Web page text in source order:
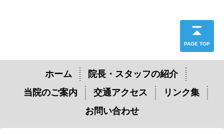
ホーム
院長・スタッフの紹介
当院のご案内
交通アクセス
リンク集
お問い合わせ
PAGE TOP